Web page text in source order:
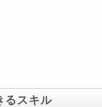
るスキル